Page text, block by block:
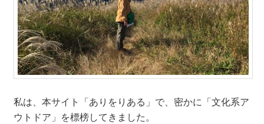
私は、本サイト「ありをりある」で、密かに「文化系ア
ウトドア」を標榜してきました。